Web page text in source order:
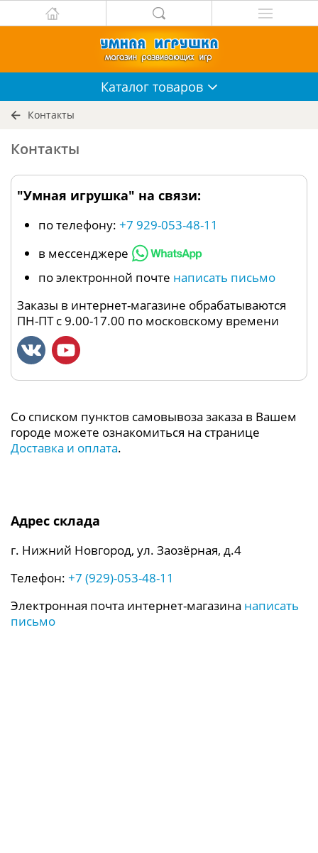
Каталог товаров
Контакты
Контакты
"Умная игрушка" на связи:
по телефону: +7 929-053-48-11
в мессенджере
по электронной почте написать письмо
Заказы в интернет-магазине обрабатываются
ПН-ПТ с 9.00-17.00 по московскому времени
Со списком пунктов самовывоза заказа в Вашем
городе можете ознакомиться на странице
Доставка и оплата.
Адрес склада
г. Нижний Новгород, ул. Заозёрная, д.4
Телефон: +7 (929)-053-48-11
Электронная почта интернет-магазина написать
письмо